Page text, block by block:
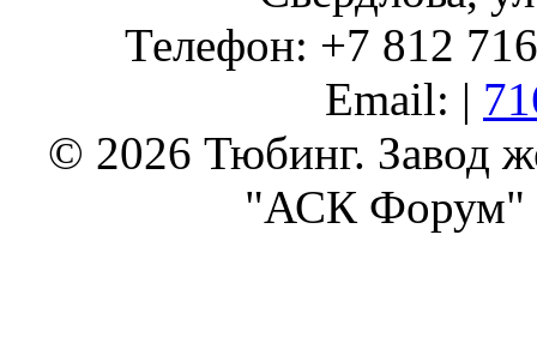
Телефон: +7 812
Email: |
© 2026 Тюбинг. Завод
"АСК Форум"